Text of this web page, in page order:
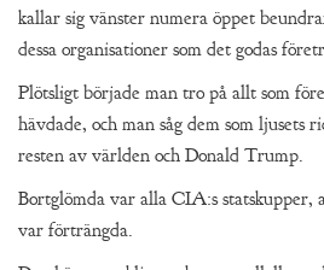
kallar sig vänster numera öppet
dessa organisationer som det godas
Plötsligt började man tro på allt som
hävdade, och man såg dem som ljusets
resten av världen och Donald Trump.
Bortglömda var alla CIA:s statskupper,
var förträngda.